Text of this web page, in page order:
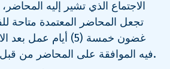
الاجتماع الذي تشير إليه
تجعل المحاضر المعتمدة متاحة
غضون خمسة (5) أيام عمل
فيه الموافقة على المحاضر من قبل مجلس الإدارة.